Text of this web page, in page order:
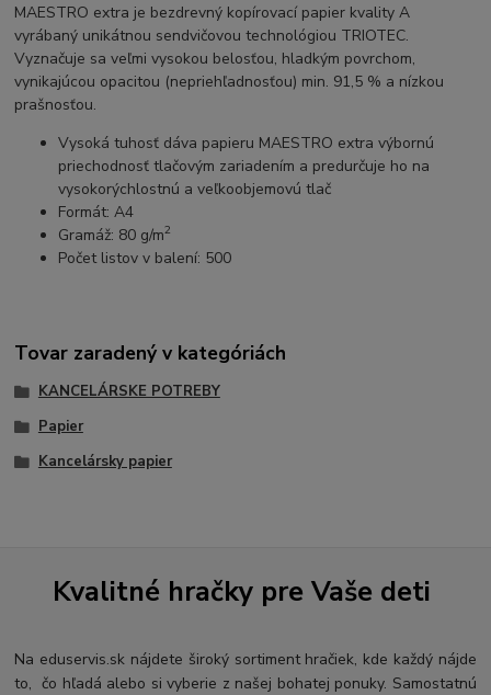
MAESTRO extra je bezdrevný kopírovací papier kvality A
vyrábaný unikátnou sendvičovou technológiou TRIOTEC.
Vyznačuje sa veľmi vysokou belosťou, hladkým povrchom,
vynikajúcou opacitou (nepriehľadnosťou) min. 91,5 % a nízkou
prašnosťou.
Vysoká tuhosť dáva papieru MAESTRO extra výbornú
priechodnosť tlačovým zariadením a predurčuje ho na
vysokorýchlostnú a veľkoobjemovú tlač
Formát: A4
Gramáž: 80 g/m2
Počet listov v balení: 500
Tovar zaradený v kategóriách
KANCELÁRSKE POTREBY
Papier
Kancelársky papier
Kvalitné hračky pre Vaše deti
Na eduservis.sk nájdete široký sortiment hračiek, kde každý nájde
to, čo hľadá alebo si vyberie z našej bohatej ponuky. Samostatnú